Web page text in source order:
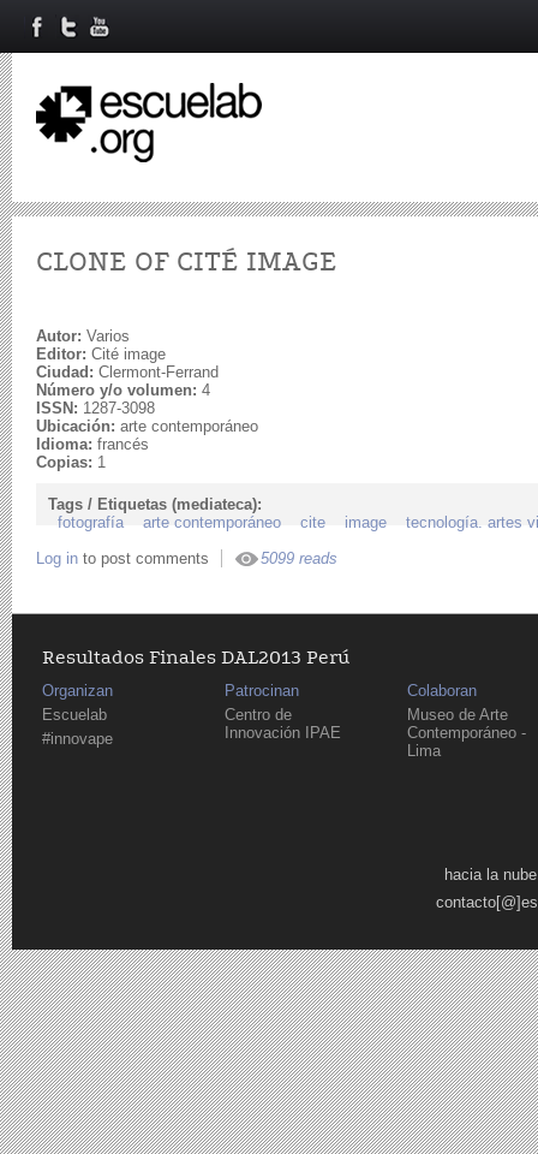
CLONE OF CITÉ IMAGE
Autor: Varios
Editor: Cité image
Ciudad: Clermont-Ferrand
Número y/o volumen: 4
ISSN: 1287-3098
Ubicación: arte contemporáneo
Idioma: francés
Copias: 1
Tags / Etiquetas (mediateca):
fotografía
arte contemporáneo cite image
tecnología. artes
Log in to post comments 5099 reads
Resultados Finales DAL2013 Perú
Organizan
Escuelab
#innovape
Patrocinan
Centro de
Innovación IPAE
Colaboran
Museo de Arte
Contemporáneo -
Lima
hacia la